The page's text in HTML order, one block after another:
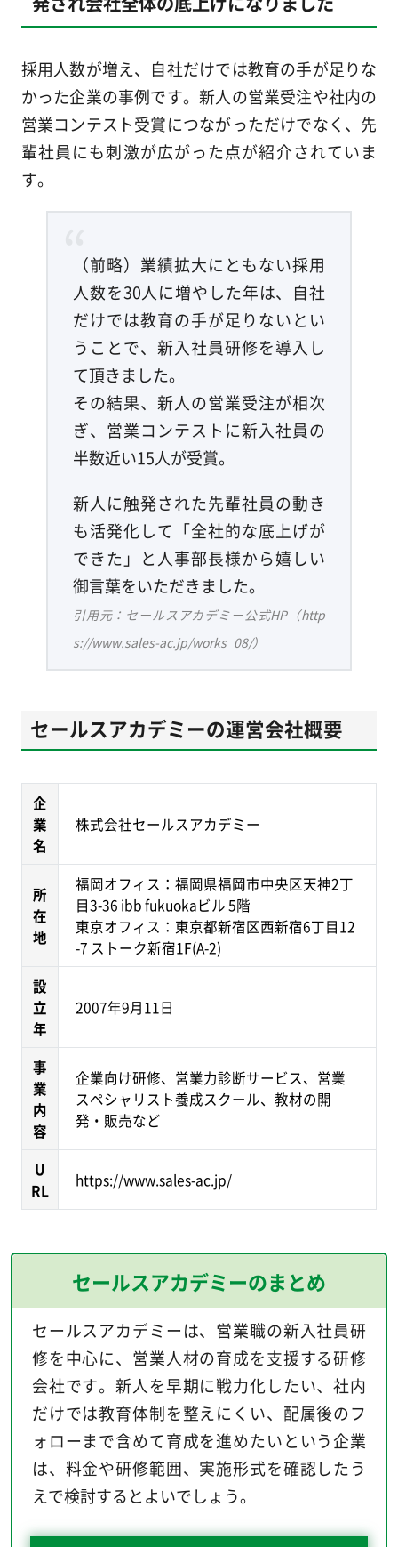
採用人数が増え、自社だけでは教育の手が足りな
かった企業の事例です。新人の営業受注や社内の
営業コンテスト受賞につながっただけでなく、先
輩社員にも刺激が広がった点が紹介されていま
す。
（前略）業績拡大にともない採用
人数を30人に増やした年は、自社
だけでは教育の手が足りないとい
うことで、新入社員研修を導入し
て頂きました。
その結果、新人の営業受注が相次
ぎ、営業コンテストに新入社員の
半数近い15人が受賞。
新人に触発された先輩社員の動き
も活発化して「全社的な底上げが
できた」と人事部長様から嬉しい
御言葉をいただきました。
引用元：セールスアカデミー公式HP（http
s://www.sales-ac.jp/works_08/）
セールスアカデミーの運営会社概要
企
業
名
株式会社セールスアカデミー
所
在
地
福岡オフィス：福岡県福岡市中央区天神2丁
目3-36 ibb fukuokaビル 5階
東京オフィス：東京都新宿区西新宿6丁目12
-7 ストーク新宿1F(A-2)
設
立
年
2007年9月11日
事
業
内
容
企業向け研修、営業力診断サービス、営業
スペシャリスト養成スクール、教材の開
発・販売など
U
RL
https://www.sales-ac.jp/
セールスアカデミーのまとめ
セールスアカデミーは、営業職の新入社員研
修を中心に、営業人材の育成を支援する研修
会社です。新人を早期に戦力化したい、社内
だけでは教育体制を整えにくい、配属後のフ
ォローまで含めて育成を進めたいという企業
は、料金や研修範囲、実施形式を確認したう
えで検討するとよいでしょう。